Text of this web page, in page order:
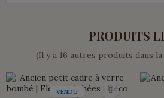
PRODUITS
(Il y a 16 autres produits dans
VENDU